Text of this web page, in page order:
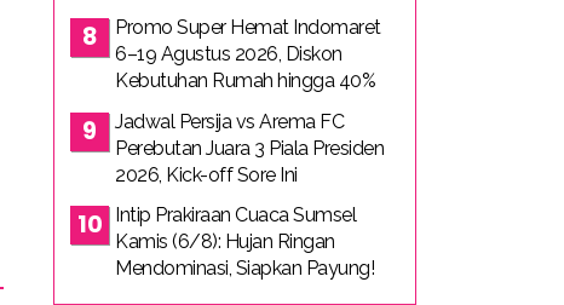
Promo Super Hemat Indomaret
6–19 Agustus 2026, Diskon
Kebutuhan Rumah hingga 40%
Jadwal Persija vs Arema FC
Perebutan Juara 3 Piala Presiden
2026, Kick-off Sore Ini
Intip Prakiraan Cuaca Sumsel
Kamis (6/8): Hujan Ringan
Mendominasi, Siapkan Payung!